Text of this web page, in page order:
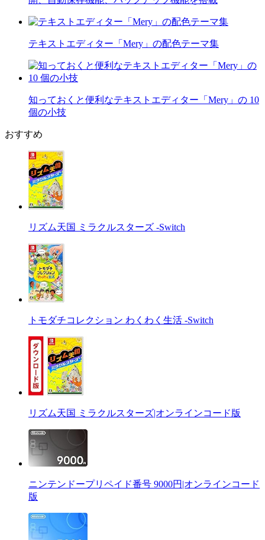
テキストエディター「Mery」の配色テーマ集
知っておくと便利なテキストエディター「Mery」の 10
個の小技
おすすめ
リズム天国 ミラクルスターズ -Switch
トモダチコレクション わくわく生活 -Switch
リズム天国 ミラクルスターズ|オンラインコード版
ニンテンドープリペイド番号 9000円|オンラインコード
版